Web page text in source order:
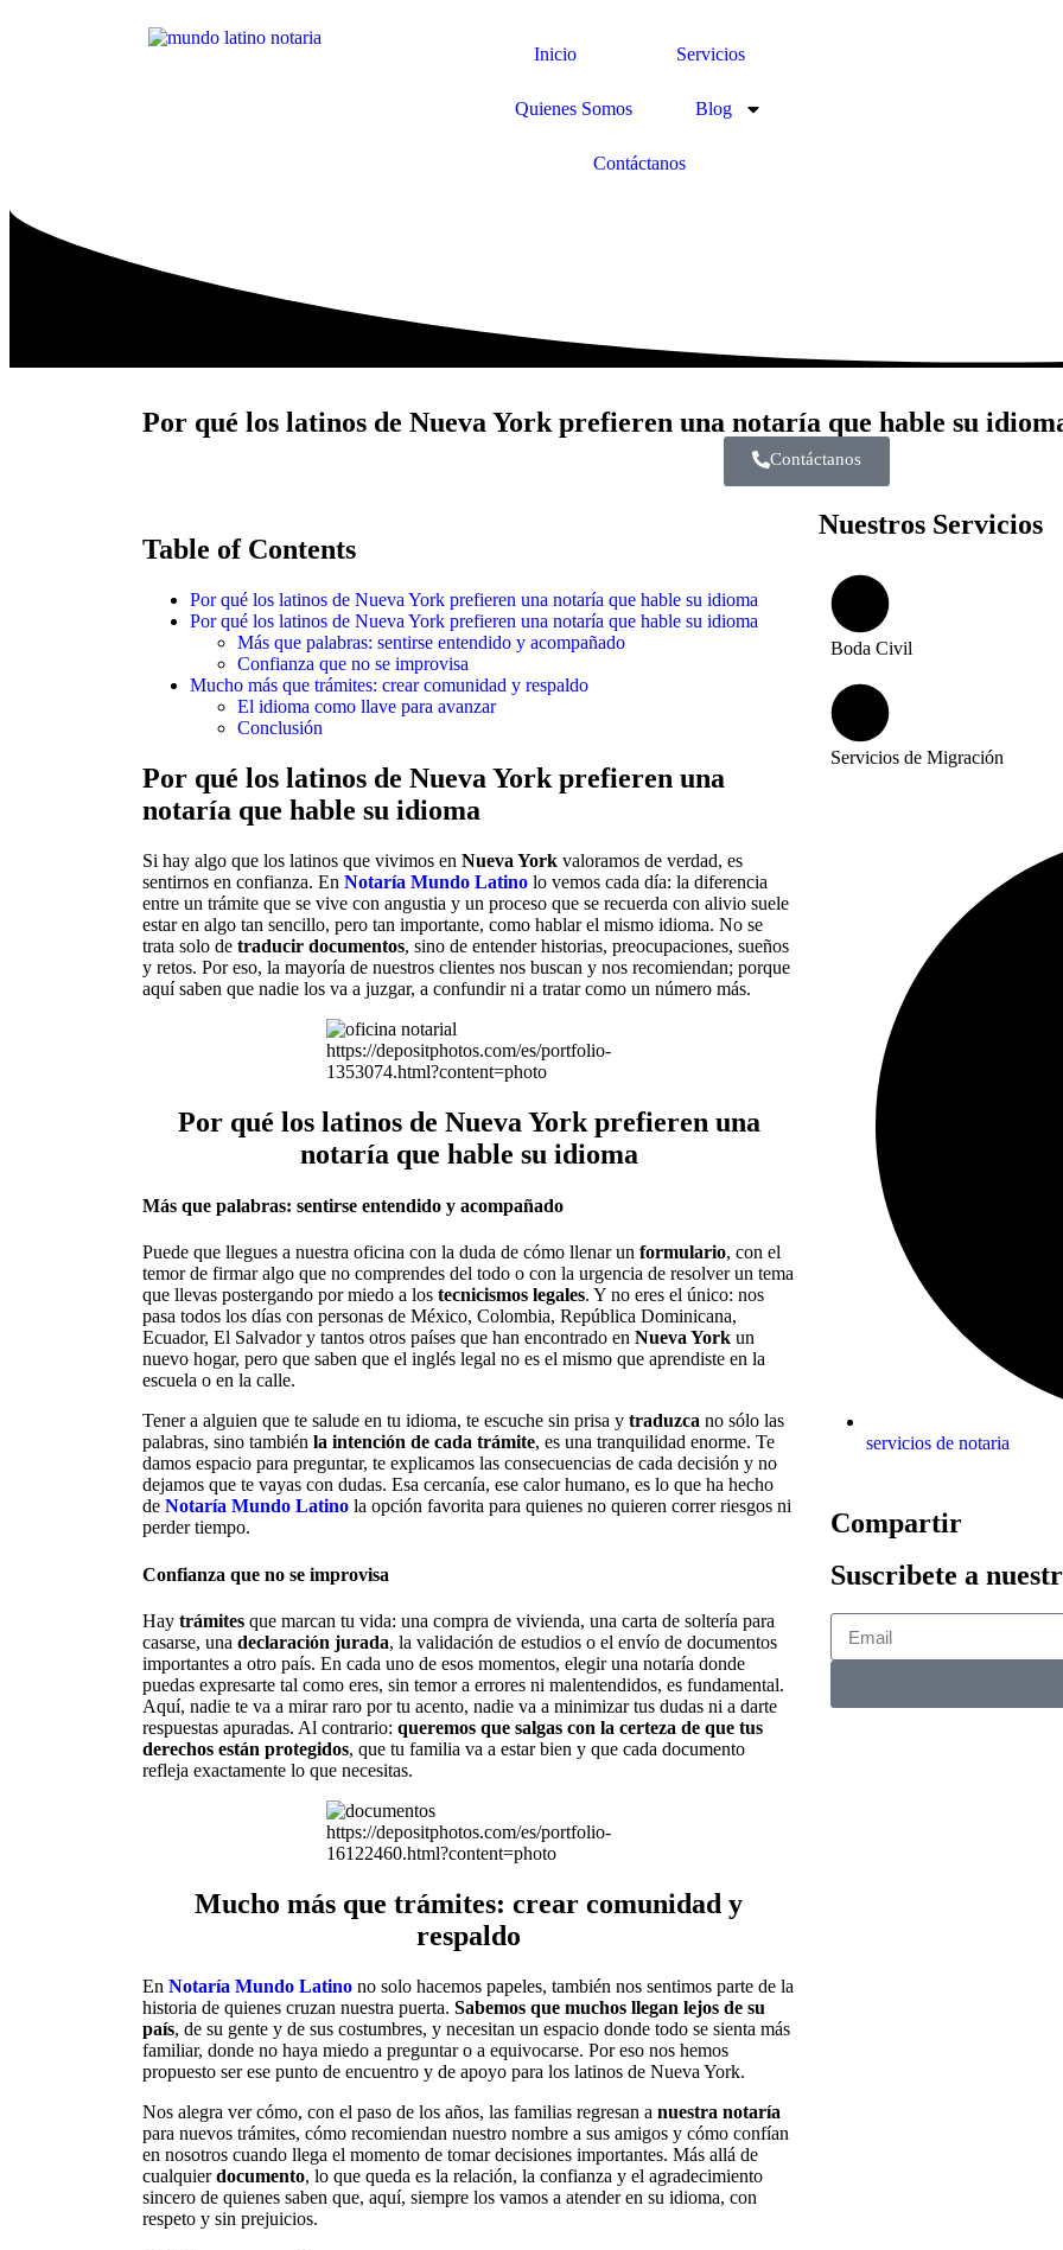
Inicio Servicios
Quienes Somos Blog
Contáctanos
Por qué los latinos de Nueva York prefieren una notaría que hable su
Contáctanos
Table of Contents
Por qué los latinos de Nueva York prefieren una notaría que hable su idioma
Por qué los latinos de Nueva York prefieren una notaría que hable su idioma
Más que palabras: sentirse entendido y acompañado
Confianza que no se improvisa
Mucho más que trámites: crear comunidad y respaldo
El idioma como llave para avanzar
Conclusión
Por qué los latinos de Nueva York prefieren una
notaría que hable su idioma
Si hay algo que los latinos que vivimos en Nueva York valoramos de verdad, es
sentirnos en confianza. En Notaría Mundo Latino lo vemos cada día: la diferencia
entre un trámite que se vive con angustia y un proceso que se recuerda con alivio suele
estar en algo tan sencillo, pero tan importante, como hablar el mismo idioma. No se
trata solo de traducir documentos, sino de entender historias, preocupaciones, sueños
y retos. Por eso, la mayoría de nuestros clientes nos buscan y nos recomiendan; porque
aquí saben que nadie los va a juzgar, a confundir ni a tratar como un número más.
https://depositphotos.com/es/portfolio-
1353074.html?content=photo
Por qué los latinos de Nueva York prefieren una
notaría que hable su idioma
Más que palabras: sentirse entendido y acompañado
Puede que llegues a nuestra oficina con la duda de cómo llenar un formulario, con el
temor de firmar algo que no comprendes del todo o con la urgencia de resolver un tema
que llevas postergando por miedo a los tecnicismos legales. Y no eres el único: nos
pasa todos los días con personas de México, Colombia, República Dominicana,
Ecuador, El Salvador y tantos otros países que han encontrado en Nueva York un
nuevo hogar, pero que saben que el inglés legal no es el mismo que aprendiste en la
escuela o en la calle.
Tener a alguien que te salude en tu idioma, te escuche sin prisa y traduzca no sólo las
palabras, sino también la intención de cada trámite, es una tranquilidad enorme. Te
damos espacio para preguntar, te explicamos las consecuencias de cada decisión y no
dejamos que te vayas con dudas. Esa cercanía, ese calor humano, es lo que ha hecho
de Notaría Mundo Latino la opción favorita para quienes no quieren correr riesgos ni
perder tiempo.
Confianza que no se improvisa
Hay trámites que marcan tu vida: una compra de vivienda, una carta de soltería para
casarse, una declaración jurada, la validación de estudios o el envío de documentos
importantes a otro país. En cada uno de esos momentos, elegir una notaría donde
puedas expresarte tal como eres, sin temor a errores ni malentendidos, es fundamental.
Aquí, nadie te va a mirar raro por tu acento, nadie va a minimizar tus dudas ni a darte
respuestas apuradas. Al contrario: queremos que salgas con la certeza de que tus
derechos están protegidos, que tu familia va a estar bien y que cada documento
refleja exactamente lo que necesitas.
https://depositphotos.com/es/portfolio-
16122460.html?content=photo
Mucho más que trámites: crear comunidad y
respaldo
En Notaría Mundo Latino no solo hacemos papeles, también nos sentimos parte de la
historia de quienes cruzan nuestra puerta. Sabemos que muchos llegan lejos de su
país, de su gente y de sus costumbres, y necesitan un espacio donde todo se sienta más
familiar, donde no haya miedo a preguntar o a equivocarse. Por eso nos hemos
propuesto ser ese punto de encuentro y de apoyo para los latinos de Nueva York.
Nos alegra ver cómo, con el paso de los años, las familias regresan a nuestra notaría
para nuevos trámites, cómo recomiendan nuestro nombre a sus amigos y cómo confían
en nosotros cuando llega el momento de tomar decisiones importantes. Más allá de
cualquierdocumento, lo que queda es la relación, la confianza y el agradecimiento
sincero de quienes saben que, aquí, siempre los vamos a atender en su idioma, con
respeto y sin prejuicios.
Nuestros Servicios
Boda Civil
Servicios de Migración
servicios de notaria
Compartir
Suscribete a